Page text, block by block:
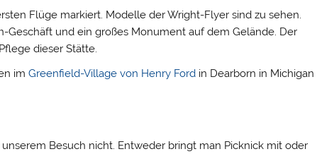
Flüge markiert. Modelle der Wright-Flyer sind zu sehen.
und ein großes Monument auf dem Gelände. Der
dieser Stätte.
imGreenfield-Village von Henry Ford in Dearborn in Michigan
Besuch nicht. Entweder bringt man Picknick mit oder